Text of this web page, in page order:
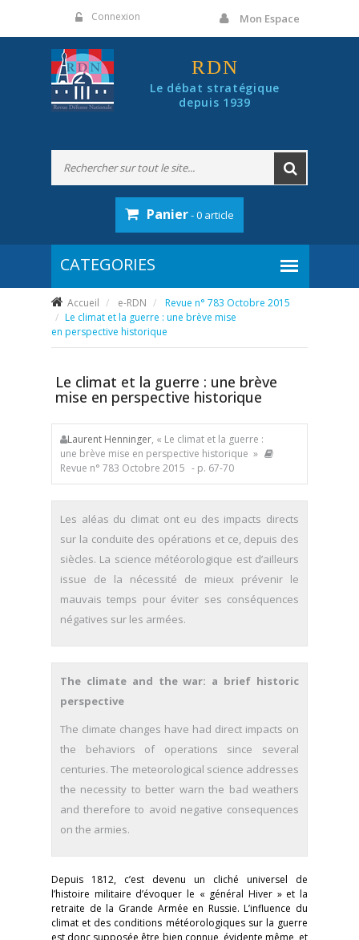
Connexion Mon Espace
RDN
Le débat stratégique
depuis 1939
Panier- 0 article
Accueil e-RDN
Revue n° 783 Octobre 2015
Le climat et la guerre : une brève mise
en perspective historique
Le climat et la guerre : une brève
mise en perspective historique
Laurent Henninger, « Le climat et la guerre :
une brève mise en perspective historique »
Revue n° 783 Octobre 2015 - p. 67-70
Les aléas du climat ont eu des impacts directs
sur la conduite des opérations et ce, depuis des
siècles. La science météorologique est d’ailleurs
issue de la nécessité de mieux prévenir le
mauvais temps pour éviter ses conséquences
négatives sur les armées.
The climate and the war: a brief historic
perspective
The climate changes have had direct impacts on
the behaviors of operations since several
centuries. The meteorological science addresses
the necessity to better warn the bad weathers
and therefore to avoid negative consequences
on the armies.
Depuis 1812, c’est devenu un cliché universel de
l’histoire militaire d’évoquer le « général Hiver » et la
retraite de la Grande Armée en Russie. L’influence du
climat et des conditions météorologiques sur la guerre
est donc supposée être bien connue, évidente même, et